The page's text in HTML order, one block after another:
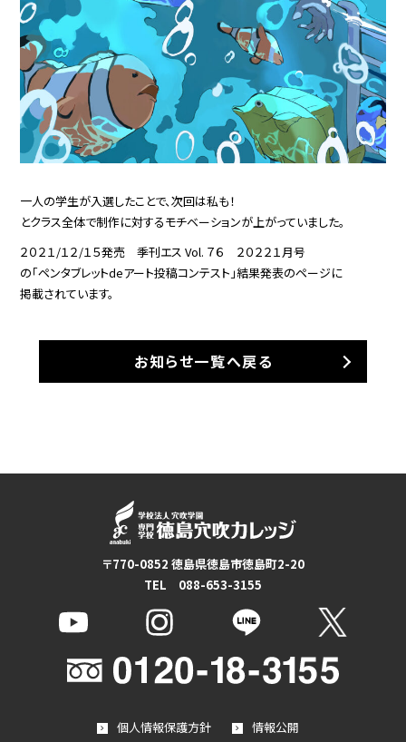
一人の学生が入選したことで、次回は私も！
とクラス全体で制作に対するモチベーションが上がっていました。
２０２１/１２/１５発売 季刊エス Vol. ７６ ２０２２１月号
の「ペンタブレットdeアート投稿コンテスト」結果発表のページに
掲載されています。
お知らせ一覧へ戻る
〒770-0852 徳島県徳島市徳島町2-20
TEL 088-653-3155
個人情報保護方針 情報公開